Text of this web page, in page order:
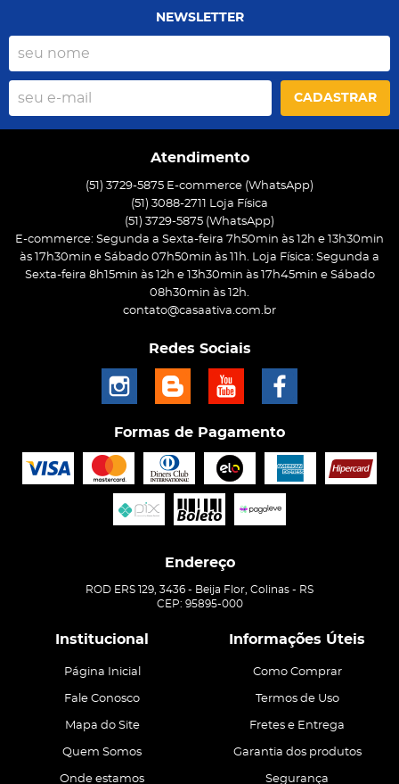
NEWSLETTER
CADASTRAR
Atendimento
(51) 3729-5875 E-commerce (WhatsApp)
(51) 3088-2711 Loja Física
(51) 3729-5875 (WhatsApp)
E-commerce: Segunda a Sexta-feira 7h50min às 12h e 13h30min
às 17h30min e Sábado 07h50min às 11h. Loja Física: Segunda a
Sexta-feira 8h15min às 12h e 13h30min às 17h45min e Sábado
08h30min às 12h.
contato@casaativa.com.br
Redes Sociais
Formas de Pagamento
Endereço
ROD ERS 129, 3436 - Beija Flor, Colinas - RS
CEP: 95895-000
Institucional
Página Inicial
Fale Conosco
Mapa do Site
Quem Somos
Onde estamos
Informações Úteis
Como Comprar
Termos de Uso
Fretes e Entrega
Garantia dos produtos
Segurança